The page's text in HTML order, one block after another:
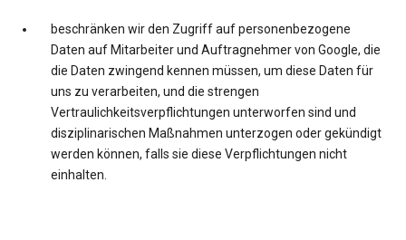
beschränken wir den Zugriff auf personenbezogene
Daten auf Mitarbeiter und Auftragnehmer von Google, die
die Daten zwingend kennen müssen, um diese Daten für
uns zu verarbeiten, und die strengen
Vertraulichkeitsverpflichtungen unterworfen sind und
disziplinarischen Maßnahmen unterzogen oder gekündigt
werden können, falls sie diese Verpflichtungen nicht
einhalten.